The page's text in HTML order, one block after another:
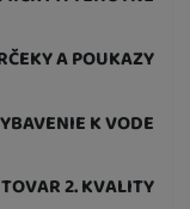
A POUKAZY
K VODE
2. KVALITY